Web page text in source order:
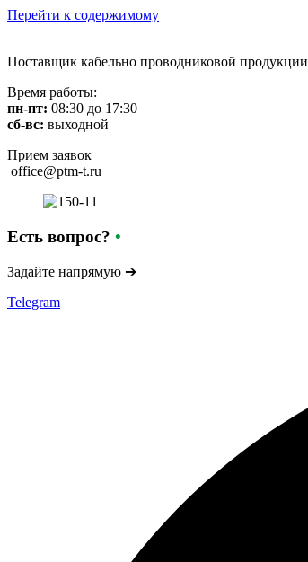
Перейти к содержимому
Поставщик кабельно проводниковой продукции
Время работы:
пн-пт: 08:30 до 17:30
сб-вс: выходной
Прием заявок
office@ptm-t.ru
Есть вопрос? •
Задайте напрямую ➔
Telegram